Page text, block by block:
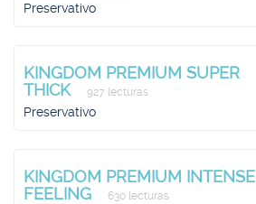
Preservativo
KINGDOM PREMIUM SUPER
THICK
927 lecturas
Preservativo
KINGDOM PREMIUM INTENSE
FEELING
630 lecturas